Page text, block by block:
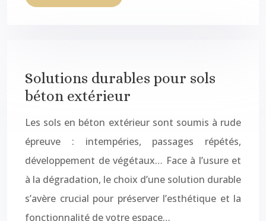
Solutions durables pour sols
béton extérieur
Les sols en béton extérieur sont soumis à rude
épreuve : intempéries, passages répétés,
développement de végétaux… Face à l’usure et
à la dégradation, le choix d’une solution durable
s’avère crucial pour préserver l’esthétique et la
fonctionnalité de votre espace…